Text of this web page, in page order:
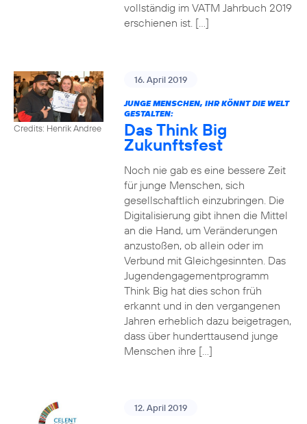
vollständig im VATM Jahrbuch 2019
erschienen ist. […]
Credits: Henrik Andree
16. April 2019
JUNGE MENSCHEN, IHR KÖNNT DIE WELT
GESTALTEN:
Das Think Big
Zukunftsfest
Noch nie gab es eine bessere Zeit
für junge Menschen, sich
gesellschaftlich einzubringen. Die
Digitalisierung gibt ihnen die Mittel
an die Hand, um Veränderungen
anzustoßen, ob allein oder im
Verbund mit Gleichgesinnten. Das
Jugendengagementprogramm
Think Big hat dies schon früh
erkannt und in den vergangenen
Jahren erheblich dazu beigetragen,
dass über hunderttausend junge
Menschen ihre […]
12. April 2019